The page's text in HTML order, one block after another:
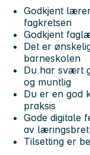
Godkjent
fagkretsen
Godkjent
Det er
barneskolen
Du har svært
og muntlig
Du er en god
praksis
Gode digitale
av
Tilsetting er